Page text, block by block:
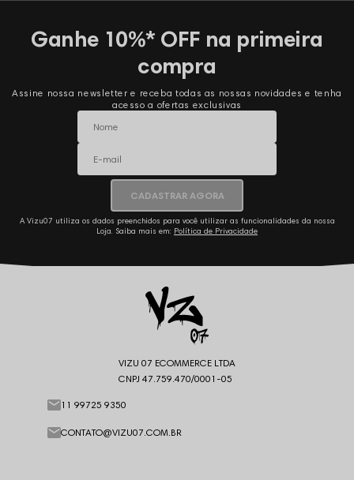
Ganhe 10%* OFF na primeira
compra
Assine nossa newsletter e receba todas as nossas novidades e tenha
acesso a ofertas exclusivas
CADASTRAR AGORA
A Vizu07 utiliza os dados preenchidos para você utilizar as funcionalidades da nossa
Loja. Saiba mais em: Política de Privacidade
VIZU 07 ECOMMERCE LTDA
CNPJ 47.759.470/0001-05
11 99725 9350
CONTATO@VIZU07.COM.BR